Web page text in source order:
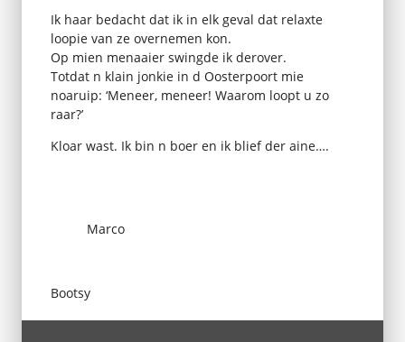
Ik haar bedacht dat ik in elk geval dat relaxte
loopie van ze overnemen kon.
Op mien menaaier swingde ik derover.
Totdat n klain jonkie in d Oosterpoort mie
noaruip: ‘Meneer, meneer! Waarom loopt u zo
raar?’
Kloar wast. Ik bin n boer en ik blief der aine….
Marco
Bootsy